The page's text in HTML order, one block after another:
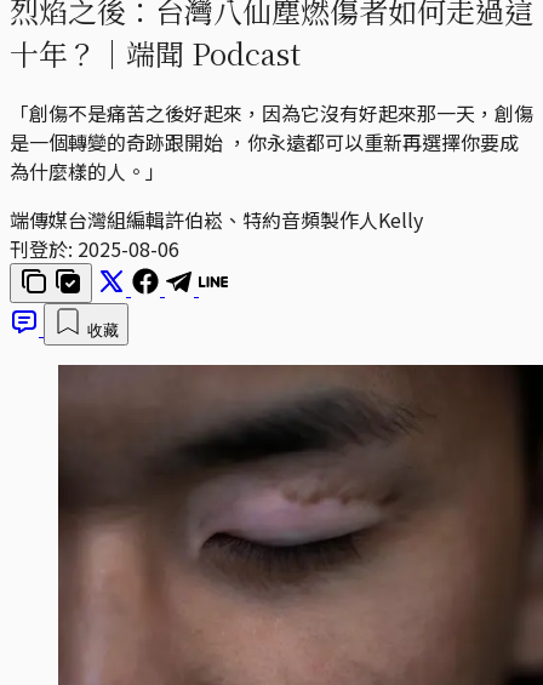
烈焰之後：台灣八仙塵燃傷者如何走過這
十年？｜端聞 Podcast
「創傷不是痛苦之後好起來，因為它沒有好起來那一天，創傷
是一個轉變的奇跡跟開始 ，你永遠都可以重新再選擇你要成
為什麼樣的人。」
端傳媒台灣組編輯許伯崧、特約音頻製作人Kelly
刊登於: 2025-08-06
收藏